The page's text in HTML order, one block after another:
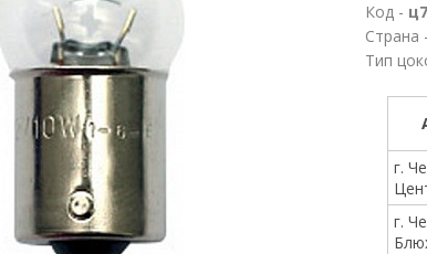
Код -
Страна -
Тип
г.
г.